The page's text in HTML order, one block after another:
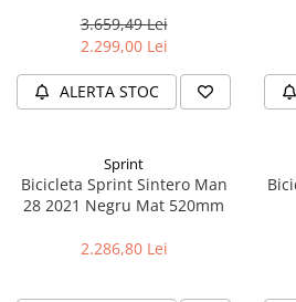
Oglinzi bicicleta
Cricuri bicicleta
Aparatori noroi bicicleta
Lumini bicicleta
Computer bicicleta
Piese biciclete
3.659,49 Lei
2.299,00 Lei
ALERTA STOC
Sprint
Bicicleta Sprint Sintero Man
28 2021 Negru Mat 520mm
2.286,80 Lei